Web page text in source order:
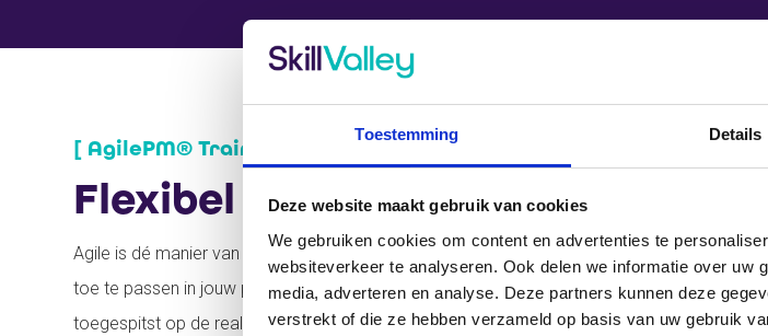
Toestemming Details
Deze website maakt gebruik van cookies
We gebruiken cookies om content en advertenties te
websiteverkeer te analyseren. Ook delen we informatie over uw
media, adverteren en analyse. Deze partners kunnen deze
verstrekt of die ze hebben verzameld op basis van uw gebruik
[ AgilePM® Trainingen bij SkillValley in Elsloo ]
Flexibel leren met direct
Agile is dé manier van werken voor projecten die zich snel ontwikkelen en steeds
toe te passen in jouw projecten, of je nu beginner of gevorderd bent. Of je nu de basis
toegespitst op de realiteit van het werkveld. Met AgilePM® leer je niet alleen de theorie,